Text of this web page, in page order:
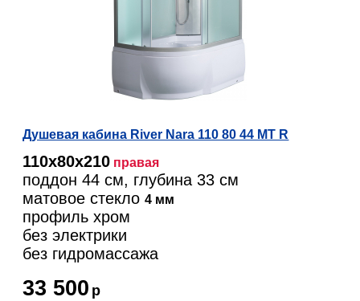
Душевая кабина River Nara 110 80 44 МТ R
110х80х210 правая
поддон 44 см, глубина 33 см
матовое стекло4 мм
профиль хром
без электрики
без гидромассажа
33 500 р